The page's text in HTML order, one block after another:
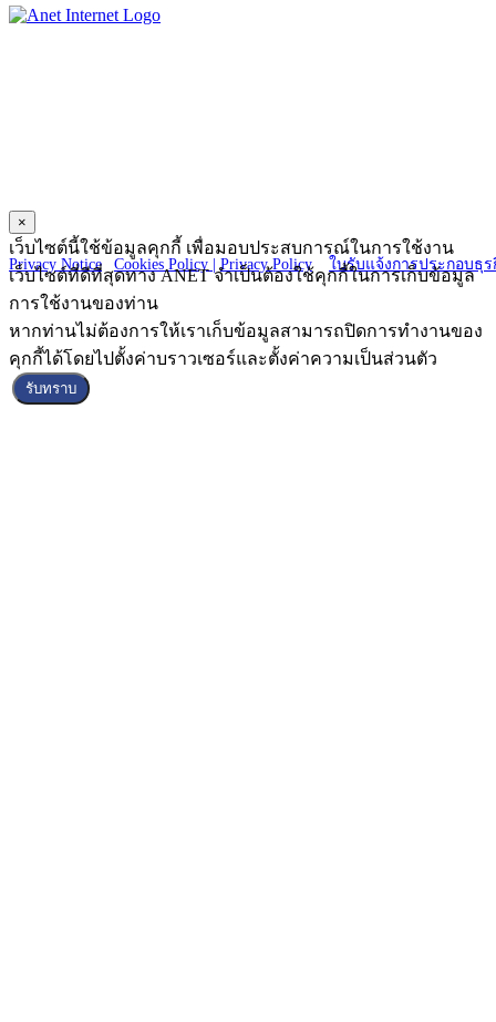
Copyright © 2025 ANET CO., LTD. All Right reserved.
Privacy Notice
Cookies Policy | Privacy Policy| ใบรับแจ้งการประกอบธุ
×
เว็บไซต์นี้ใช้ข้อมูลคุกกี้ เพื่อมอบประสบการณ์ในการใช้งาน
เว็บไซต์ที่ดีที่สุดทาง ANET จำเป็นต้องใช้คุกกี้ในการเก็บข้อมูล
การใช้งานของท่าน
หากท่านไม่ต้องการให้เราเก็บข้อมูลสามารถปิดการทำงานของ
คุกกี้ได้โดยไปตั้งค่าบราวเซอร์และตั้งค่าความเป็นส่วนตัว
รับทราบ